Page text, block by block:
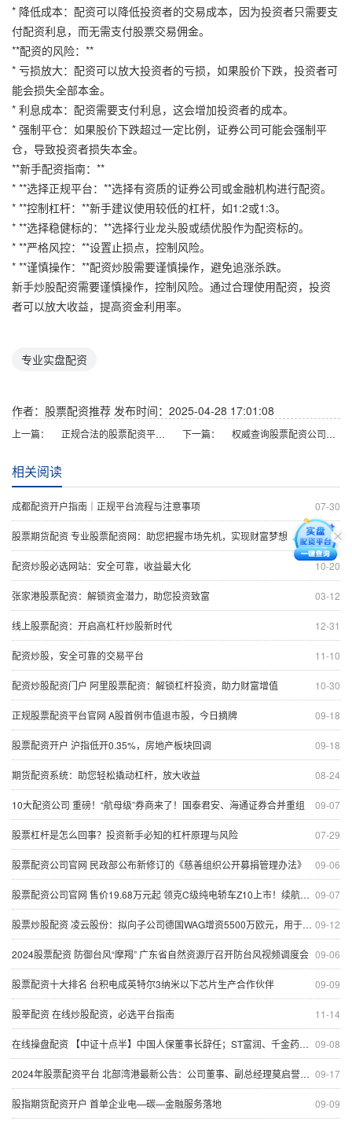
* 降低成本：配资可以降低投资者的交易成本，因为投资者只需要支
付配资利息，而无需支付股票交易佣金。
**配资的风险：**
* 亏损放大：配资可以放大投资者的亏损，如果股价下跌，投资者可
能会损失全部本金。
* 利息成本：配资需要支付利息，这会增加投资者的成本。
* 强制平仓：如果股价下跌超过一定比例，证券公司可能会强制平
仓，导致投资者损失本金。
**新手配资指南：**
* **选择正规平台：**选择有资质的证券公司或金融机构进行配资。
* **控制杠杆：**新手建议使用较低的杠杆，如1:2或1:3。
* **选择稳健标的：**选择行业龙头股或绩优股作为配资标的。
* **严格风控：**设置止损点，控制风险。
* **谨慎操作：**配资炒股需要谨慎操作，避免追涨杀跌。
新手炒股配资需要谨慎操作，控制风险。通过合理使用配资，投资
者可以放大收益，提高资金利用率。
专业实盘配资
作者：股票配资推荐 发布时间：2025-04-28 17:01:08
上一篇： 正规合法的股票配资平台，助您轻松撬动资本杠杆 下一篇： 权威查询股票配资公司，保障资金安全
相关阅读
07-30
成都配资开户指南｜正规平台流程与注意事项
01-20
股票期货配资 专业股票配资网：助您把握市场先机，实现财富梦想
10-20
配资炒股必选网站：安全可靠，收益最大化
03-12
张家港股票配资：解锁资金潜力，助您投资致富
12-31
线上股票配资：开启高杠杆炒股新时代
11-10
配资炒股，安全可靠的交易平台
10-30
配资炒股配资门户 阿里股票配资：解锁杠杆投资，助力财富增值
09-18
正规股票配资平台官网 A股首例市值退市股，今日摘牌
09-18
股票配资开户 沪指低开0.35%，房地产板块回调
08-24
期货配资系统：助您轻松撬动杠杆，放大收益
09-07
10大配资公司 重磅！“航母级”券商来了！国泰君安、海通证券合并重组
07-29
股票杠杆是怎么回事？投资新手必知的杠杆原理与风险
09-06
股票配资公司官网 民政部公布新修订的《慈善组织公开募捐管理办法》
09-07
股票配资公司官网 售价19.68万元起 领克C级纯电轿车Z10上市！续航里程最高806公里 吉利副总裁：不用模仿来致敬豪华
09-12
股票炒股配资 凌云股份：拟向子公司德国WAG增资5500万欧元，用于偿还相应借款
09-06
2024股票配资 防御台风“摩羯” 广东省自然资源厅召开防台风视频调度会
09-09
股票配资十大排名 台积电成英特尔3纳米以下芯片生产合作伙伴
11-14
股莘配资 在线炒股配资，必选平台指南
09-08
在线操盘配资 【中证十点半】中国人保董事长辞任；ST富润、千金药业下周一起复牌
09-17
2024年股票配资平台 北部湾港最新公告：公司董事、副总经理莫启誉辞职
09-09
股指期货配资开户 首单企业电—碳—金融服务落地